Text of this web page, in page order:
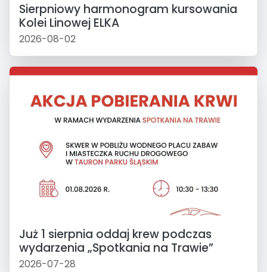
Sierpniowy harmonogram kursowania
Kolei Linowej ELKA
2026-08-02
Już 1 sierpnia oddaj krew podczas
wydarzenia „Spotkania na Trawie”
2026-07-28